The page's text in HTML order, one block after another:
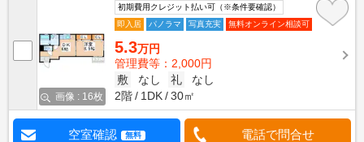
画像 : 16枚
初期費用クレジット払い可（※条件要確認）
即入居
パノラマ 写真充実 無料オンライン相談可
5.3万円
管理費等：2,000円
敷
なし 礼
なし
2階
1DK 30㎡
空室確認 無料 電話で問合せ